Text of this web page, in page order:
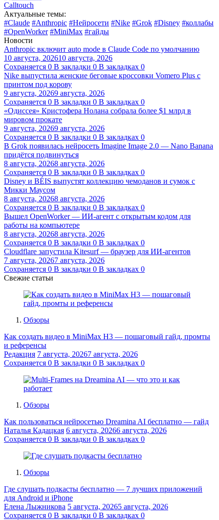
Calltouch
Актуальные темы:
#Claude #Anthropic #Нейросети #Nike #Grok #Disney #коллабы
#OpenWorker #MiniMax #гайды
Новости
Anthropic включит auto mode в Claude Code по умолчанию
10 августа, 202610 августа, 2026
Сохраняется 0 В закладки 0 В закладках 0
Nike выпустила женские беговые кроссовки Vomero Plus с
принтом под корову
9 августа, 20269 августа, 2026
Сохраняется 0 В закладки 0 В закладках 0
«Одиссея» Кристофера Нолана собрала более $1 млрд в
мировом прокате
9 августа, 20269 августа, 2026
Сохраняется 0 В закладки 0 В закладках 0
В Grok появилась нейросеть Imagine Image 2.0 — Nano Banana
придётся подвинуться
8 августа, 20268 августа, 2026
Сохраняется 0 В закладки 0 В закладках 0
Disney и BÉIS выпустят коллекцию чемоданов и сумок с
Микки Маусом
8 августа, 20268 августа, 2026
Сохраняется 0 В закладки 0 В закладках 0
Вышел OpenWorker — ИИ-агент с открытым кодом для
работы на компьютере
8 августа, 20268 августа, 2026
Сохраняется 0 В закладки 0 В закладках 0
Cloudflare запустила Kitesurf — браузер для ИИ-агентов
7 августа, 20267 августа, 2026
Сохраняется 0 В закладки 0 В закладках 0
Свежие статьи
Обзоры
Как создать видео в MiniMax H3 — пошаговый гайд, промты
и референсы
Редакция 7 августа, 20267 августа, 2026
Сохраняется 0 В закладки 0 В закладках 0
Обзоры
Как пользоваться нейросетью Dreamina AI бесплатно — гайд
Наталья Кадацкая 6 августа, 20266 августа, 2026
Сохраняется 0 В закладки 0 В закладках 0
Обзоры
Где слушать подкасты бесплатно — 7 лучших приложений
для Android и iPhone
Елена Лыжникова 5 августа, 20265 августа, 2026
Сохраняется 0 В закладки 0 В закладках 0